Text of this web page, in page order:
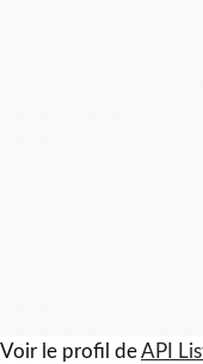
Voir le profil deAPI